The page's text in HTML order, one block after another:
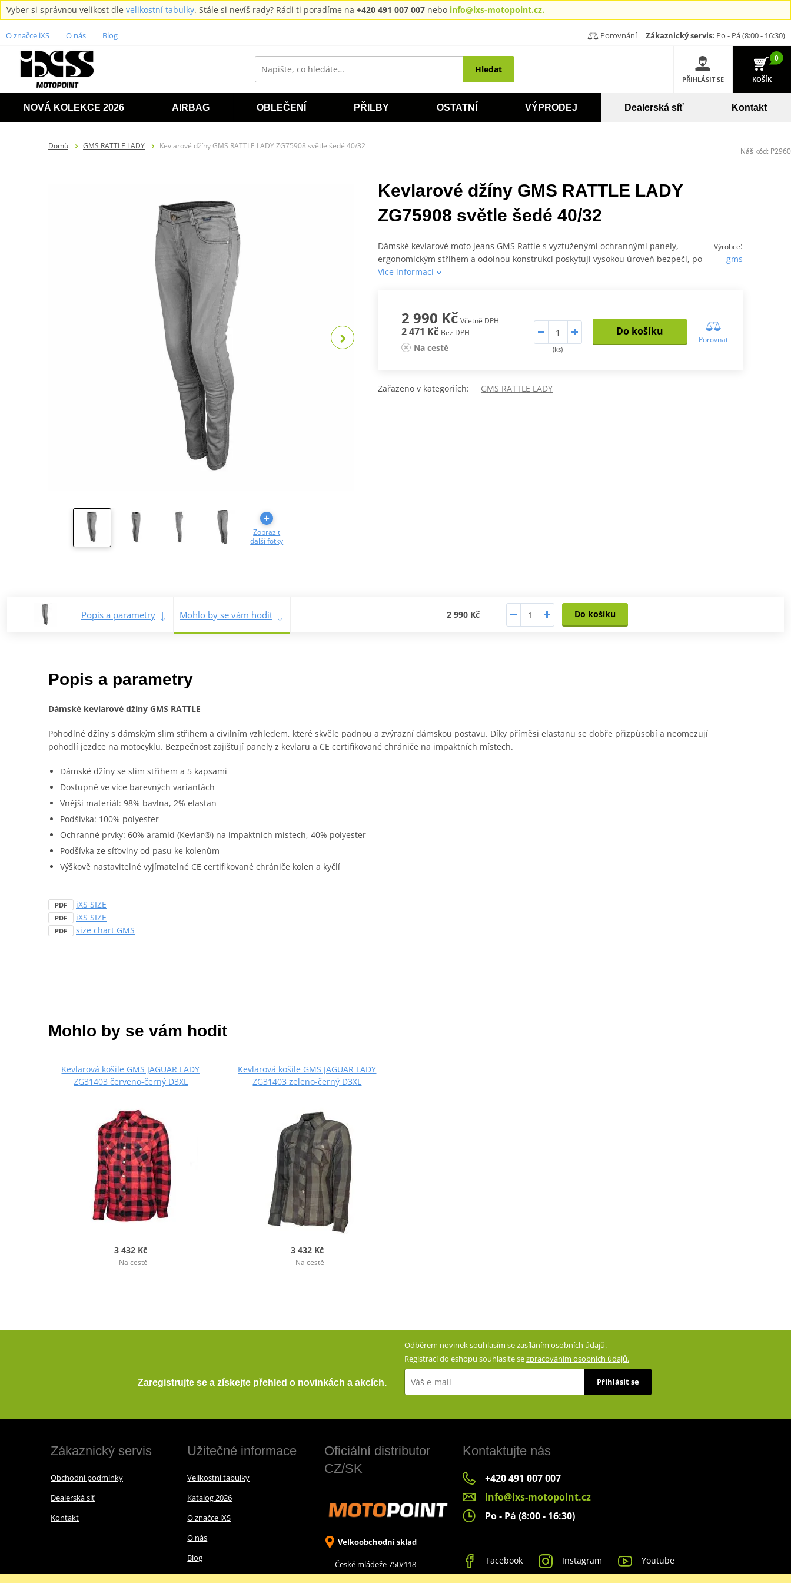
Vyber si správnou velikost dle velikostní tabulky. Stále si nevíš rady? Rádi ti poradíme na +420 491 007 007 nebo info@ixs-motopoint.cz.
O značce iXS O nás Blog Porovnání Zákaznický servis: Po - Pá (8:00 - 16:30)
Hledat
PŘIHLÁSIT SE
0
KOŠÍK
NOVÁ KOLEKCE 2026 AIRBAG OBLEČENÍ PŘILBY OSTATNÍ VÝPRODEJ Dealerská síť Kontakt
Domů GMS RATTLE LADY Kevlarové džíny GMS RATTLE LADY ZG75908 světle šedé 40/32
Zobrazit
další fotky
Kevlarové džíny GMS RATTLE LADY
ZG75908 světle šedé 40/32
Výrobce:
gms
Dámské kevlarové moto jeans GMS Rattle s vyztuženými ochrannými panely,
ergonomickým střihem a odolnou konstrukcí poskytují vysokou úroveň bezpečí, po
Více informací
2 990 Kč Včetně DPH
2 471 Kč Bez DPH
Na cestě (ks)
Do košíku
Porovnat
Zařazeno v kategoriích: GMS RATTLE LADY
Popis a parametry Mohlo by se vám hodit 2 990 Kč Do košíku
Popis a parametry
Dámské kevlarové džíny GMS RATTLE
Pohodlné džíny s dámským slim střihem a civilním vzhledem, které skvěle padnou a zvýrazní dámskou postavu. Díky příměsi elastanu se dobře přizpůsobí a neomezují
pohodlí jezdce na motocyklu. Bezpečnost zajišťují panely z kevlaru a CE certifikované chrániče na impaktních místech.
Dámské džíny se slim střihem a 5 kapsami
Dostupné ve více barevných variantách
Vnější materiál: 98% bavlna, 2% elastan
Podšívka: 100% polyester
Ochranné prvky: 60% aramid (Kevlar®) na impaktních místech, 40% polyester
Podšívka ze síťoviny od pasu ke kolenům
Výškově nastavitelné vyjímatelné CE certifikované chrániče kolen a kyčlí
PDF iXS SIZE
PDF iXS SIZE
PDF size chart GMS
Náš kód: P2960
Mohlo by se vám hodit
Kevlarová košile GMS JAGUAR LADY
ZG31403 červeno-černý D3XL
3 432 Kč
Na cestě
Kevlarová košile GMS JAGUAR LADY
ZG31403 zeleno-černý D3XL
3 432 Kč
Na cestě
Zaregistrujte se a získejte přehled o novinkách a akcích.
Odběrem novinek souhlasím se zasíláním osobních údajů.
Registrací do eshopu souhlasíte sezpracováním osobních údajů.
Přihlásit se
Zákaznický servis
Obchodní podmínky
Dealerská síť
Kontakt
Užitečné informace
Velikostní tabulky
Katalog 2026
O značce iXS
O nás
Blog
Oficiální distributor
CZ/SK
Velkoobchodní sklad
České mládeže 750/118
Kontaktujte nás
+420 491 007 007
info@ixs-motopoint.cz
Po - Pá (8:00 - 16:30)
Facebook Instagram Youtube